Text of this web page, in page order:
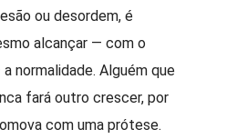
ou desordem, é
alcançar — com o
normalidade. Alguém que
fará outro crescer, por
com uma prótese.